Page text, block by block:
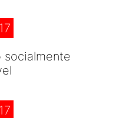
socialmente